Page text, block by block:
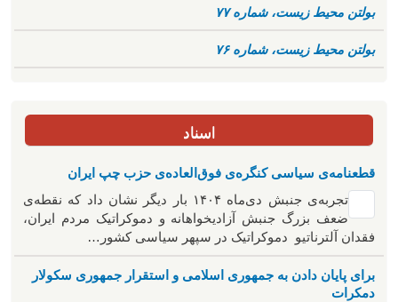
بولتن محیط زیست، شماره ۷۷
بولتن محیط زیست، شماره ۷۶
اسناد
قطعنامه‌ی سیاسی کنگره‌ی فوق‌العاده‌ی حزب چپ ایران
تجربه‌ی جنبش دی‌ماه ۱۴۰۴ بار دیگر نشان داد که نقطه‌ی
ضعف بزرگ جنبش آزادیخواهانه و دموکراتیک مردم ایران،
فقدان آلترناتیو دموکراتیک در سپهر سیاسی کشور…
برای پایان دادن به جمهوری اسلامی و استقرار جمهوری سکولار
دمکرات